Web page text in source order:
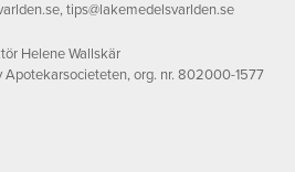
,tips@lakemedelsvarlden.se
Helene Wallskär
Apotekarsocieteten, org. nr. 802000-1577